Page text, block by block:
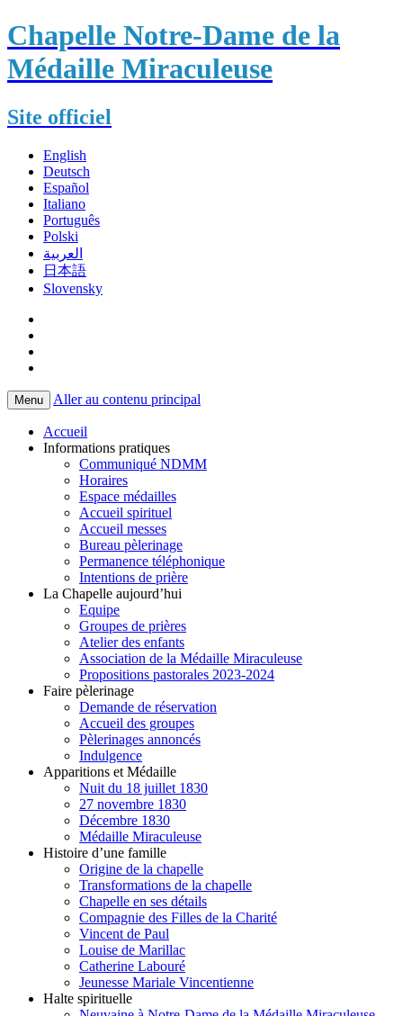
Chapelle Notre-Dame de la
Médaille Miraculeuse
Site officiel
English
Deutsch
Español
Italiano
Português
Polski
العربية
日本語
Slovensky
Menu Aller au contenu principal
Accueil
Informations pratiques
Communiqué NDMM
Horaires
Espace médailles
Accueil spirituel
Accueil messes
Bureau pèlerinage
Permanence téléphonique
Intentions de prière
La Chapelle aujourd’hui
Equipe
Groupes de prières
Atelier des enfants
Association de la Médaille Miraculeuse
Propositions pastorales 2023-2024
Faire pèlerinage
Demande de réservation
Accueil des groupes
Pèlerinages annoncés
Indulgence
Apparitions et Médaille
Nuit du 18 juillet 1830
27 novembre 1830
Décembre 1830
Médaille Miraculeuse
Histoire d’une famille
Origine de la chapelle
Transformations de la chapelle
Chapelle en ses détails
Compagnie des Filles de la Charité
Vincent de Paul
Louise de Marillac
Catherine Labouré
Jeunesse Mariale Vincentienne
Halte spirituelle